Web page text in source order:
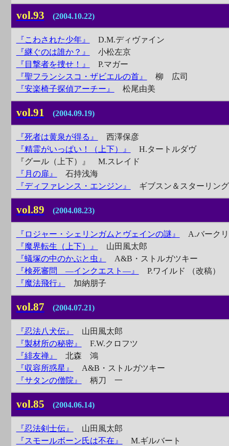
vol.93 (2004.10.22)
『こわされた少年』
D.M.ディヴァイン
『継ぐのは誰か？』
小松左京
『目撃者を捜せ！』
P.マガー
『聖フランシスコ・ザビエルの首』
柳 広司
『安楽椅子探偵アーチー』
松尾由美
vol.91 (2004.09.19)
『死者は黄泉が得る』
西澤保彦
『精霊がいっぱい！（上下）』
H.タートルダヴ
『グール（上下）』 M.スレイド
『月の扉』
石持浅海
『ディファレンス・エンジン』
ギブスン＆スターリング
vol.89 (2004.08.23)
『ロジャー・シェリンガムとヴェインの謎』
A.バーク
『魔界転生（上下）』
山田風太郎
『蟻塚の中のかぶと虫』
A&B・ストルガツキー
『検死審問 ―インクエスト―』
P.ワイルド （改稿）
『魔法飛行』
加納朋子
vol.87 (2004.07.21)
『忍法八犬伝』
山田風太郎
『製材所の秘密』
F.W.クロフツ
『緋友禅』
北森 鴻
『収容所惑星』
A&B・ストルガツキー
『サタンの僧院』
柄刀 一
vol.85 (2004.06.14)
『忍法剣士伝』
山田風太郎
『スモールボーン氏は不在』
M.ギルバート